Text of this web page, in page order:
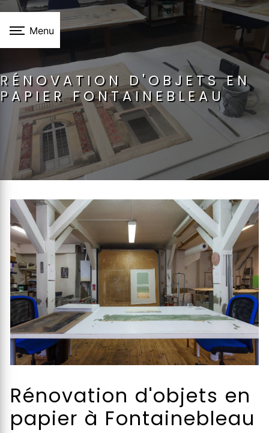
Menu
RÉNOVATION D'OBJETS EN
PAPIER FONTAINEBLEAU
Rénovation d'objets en
papier à Fontainebleau
Panneau de gestion des cookies